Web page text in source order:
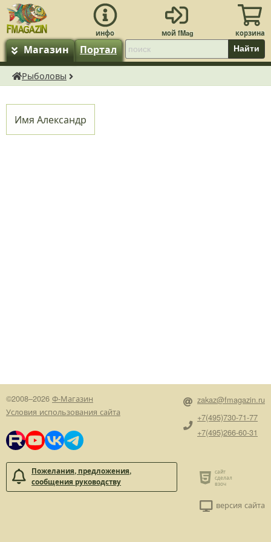
Магазин Портал Найти
fMagazin.ru
Рыболовы
Имя Александр
©2008–2026 Ф-Магазин
Условия использования сайта
Пожелания, предложения,
сообщения руководству
zakaz@fmagazin.ru
+7(495)730-71-77
+7(495)266-60-31
версия сайта